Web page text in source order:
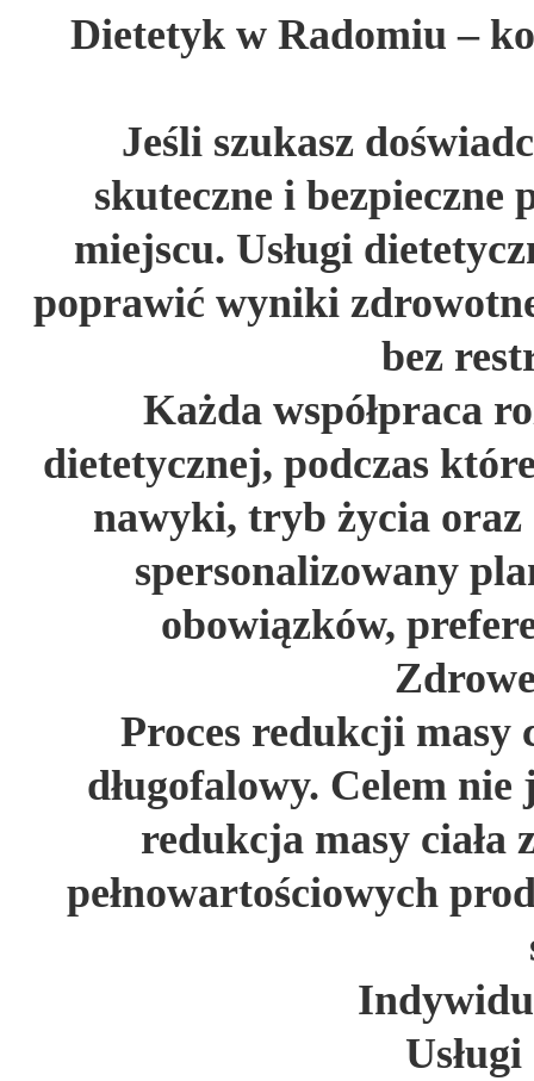
Dietetyk w Radomiu –
Jeśli szukasz
skuteczne i bezpieczne
miejscu. Usługi
poprawić wyniki
bez
Każda współpraca
dietetycznej, podczas
nawyki, tryb życia oraz
spersonalizowany
obowiązków,
Proces redukcji masy
długofalowy. Celem
redukcja masy ciała
pełnowartościowych